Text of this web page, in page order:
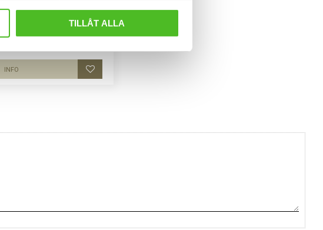
TILLÅT ALLA
med Rävmotiv
med ett Rävmotiv tryckt på
ca 26x32cm.
Lägg till i favoriter
INFO